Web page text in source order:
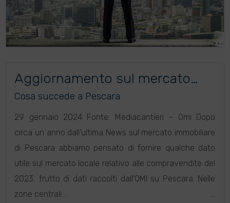
Aggiornamento sul mercato
immobiliare di Pescara
Cosa succede a Pescara
29 gennaio 2024 Fonte: Mediacantieri – Omi Dopo
circa un anno dall’ultima News sul mercato immobiliare
di Pescara abbiamo pensato di fornire qualche dato
utile sul mercato locale relativo alle compravendite del
2023, frutto di dati raccolti dall’OMI su Pescara. Nelle
zone centrali...